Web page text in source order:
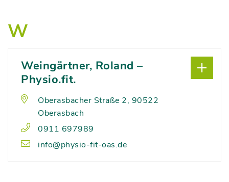
W
Weingärtner, Roland –
Physio.fit.
Oberasbacher Straße 2, 90522
Oberasbach
0911 697989
info@physio-fit-oas.de